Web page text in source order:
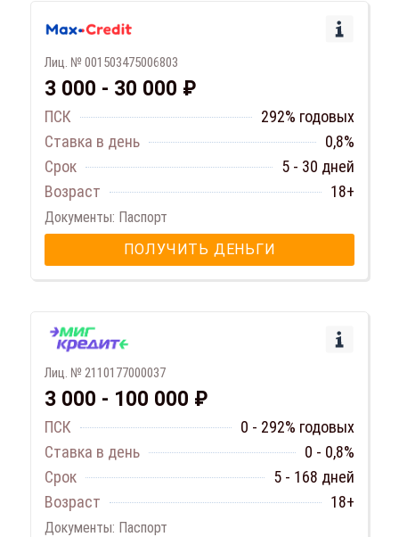
Лиц. № 001503475006803
3 000 - 30 000 ₽
ПСК
292% годовых
Ставка в день
0,8%
Срок
5 - 30 дней
Возраст
18+
Документы: Паспорт
ПОЛУЧИТЬ ДЕНЬГИ
Лиц. № 2110177000037
3 000 - 100 000 ₽
ПСК
0 - 292% годовых
Ставка в день
0 - 0,8%
Срок
5 - 168 дней
Возраст
18+
Документы: Паспорт